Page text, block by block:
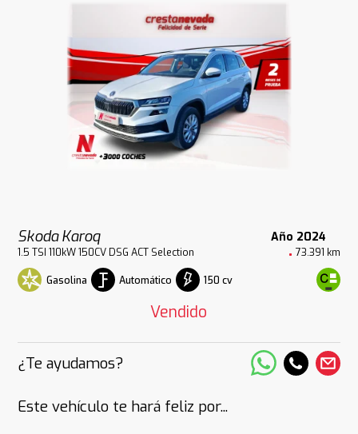
Skoda Karoq Año 2024
1.5 TSI 110kW 150CV DSG ACT Selection 73.391 km
Gasolina Automático 150 cv
Vendido
¿Te ayudamos?
Este vehículo te hará feliz por...